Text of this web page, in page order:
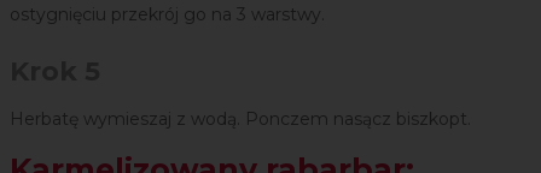
ostygnięciu przekrój go na 3 warstwy.
Herbatę wymieszaj z wodą. Ponczem nasącz biszkopt.